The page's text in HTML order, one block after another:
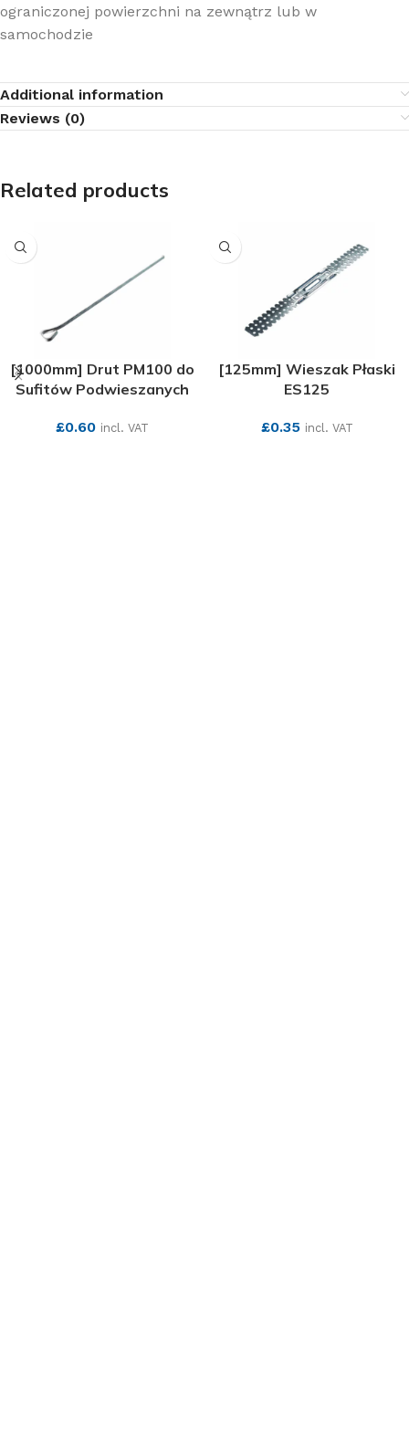
ograniczonej powierzchni na zewnątrz lub w
samochodzie
Additional information
Reviews (0)
Related products
[1000mm] Drut PM100 do
Sufitów Podwieszanych
£0.60 incl. VAT
[125mm] Wieszak Płaski
ES125
£0.35 incl. VAT